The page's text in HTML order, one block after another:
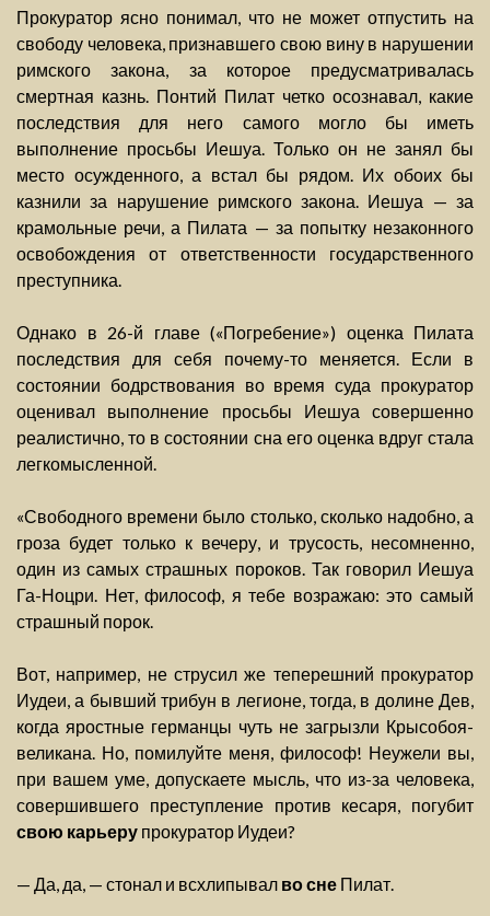
Прокуратор ясно понимал, что не может отпустить на
свободу человека, признавшего свою вину в нарушении
римского закона, за которое предусматривалась
смертная казнь. Понтий Пилат четко осознавал, какие
последствия для него самого могло бы иметь
выполнение просьбы Иешуа. Только он не занял бы
место осужденного, а встал бы рядом. Их обоих бы
казнили за нарушение римского закона. Иешуа — за
крамольные речи, а Пилата — за попытку незаконного
освобождения от ответственности государственного
преступника.
Однако в 26-й главе («Погребение») оценка Пилата
последствия для себя почему-то меняется. Если в
состоянии бодрствования во время суда прокуратор
оценивал выполнение просьбы Иешуа совершенно
реалистично, то в состоянии сна его оценка вдруг стала
легкомысленной.
«Свободного времени было столько, сколько надобно, а
гроза будет только к вечеру, и трусость, несомненно,
один из самых страшных пороков. Так говорил Иешуа
Га-Ноцри. Нет, философ, я тебе возражаю: это самый
страшный порок.
Вот, например, не струсил же теперешний прокуратор
Иудеи, а бывший трибун в легионе, тогда, в долине Дев,
когда яростные германцы чуть не загрызли Крысобоя-
великана. Но, помилуйте меня, философ! Неужели вы,
при вашем уме, допускаете мысль, что из-за человека,
совершившего преступление против кесаря, погубит
свою карьеру прокуратор Иудеи?
— Да, да, — стонал и всхлипывал во сне Пилат.